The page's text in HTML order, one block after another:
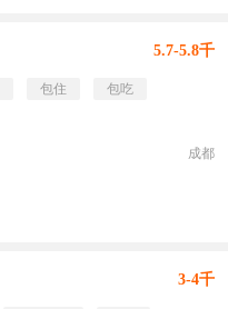
5.7-5.8千
包住
包吃
成都
3-4千